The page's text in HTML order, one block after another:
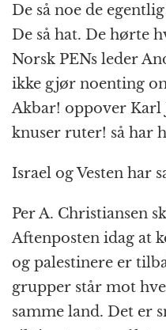
De så noe de
De så hat. De hørte
Norsk PENs leder
ikke gjør noenting
Akbar! oppover Karl
knuser ruter! så har
Israel og Vesten har
Per A. Christiansen
Aftenposten idag at
og palestinere er
grupper står mot
samme land. Det er